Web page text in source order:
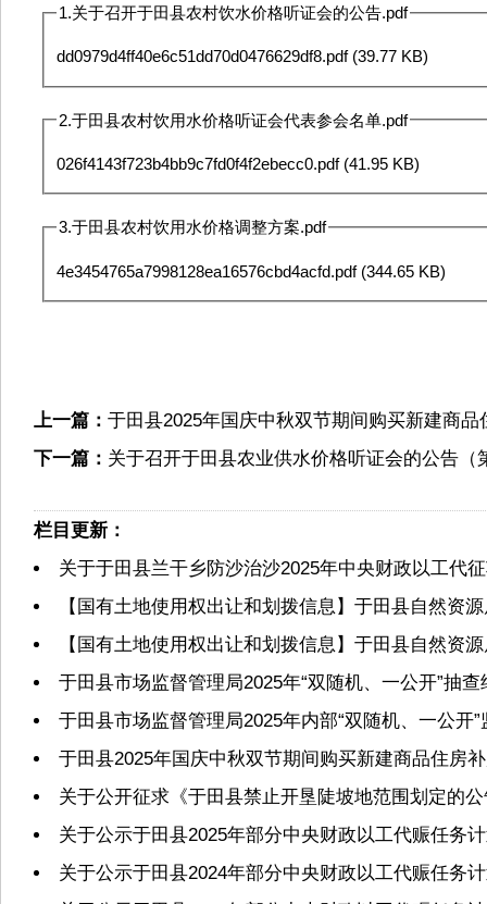
1.关于召开于田县农村饮水价格听证会的公告.pdf
dd0979d4ff40e6c51dd70d0476629df8.pdf(39.77 KB)
2.于田县农村饮用水价格听证会代表参会名单.pdf
026f4143f723b4bb9c7fd0f4f2ebecc0.pdf(41.95 KB)
3.于田县农村饮用水价格调整方案.pdf
4e3454765a7998128ea16576cbd4acfd.pdf(344.65 KB)
上一篇： 于田县2025年国庆中秋双节期间购买新建商
下一篇： 关于召开于田县农业供水价格听证会的公告（
栏目更新：
关于于田县兰干乡防沙治沙2025年中央财政以工代
【国有土地使用权出让和划拨信息】于田县自然资
【国有土地使用权出让和划拨信息】于田县自然资
于田县市场监督管理局2025年“双随机、一公开”抽查
于田县市场监督管理局2025年内部“双随机、一公开
于田县2025年国庆中秋双节期间购买新建商品住房
关于公开征求《于田县禁止开垦陡坡地范围划定的
关于公示于田县2025年部分中央财政以工代赈任务
关于公示于田县2024年部分中央财政以工代赈任务